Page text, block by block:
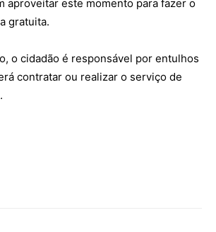
aproveitar este momento para fazer o
gratuita.
o cidadão é responsável por entulhos
contratar ou realizar o serviço de